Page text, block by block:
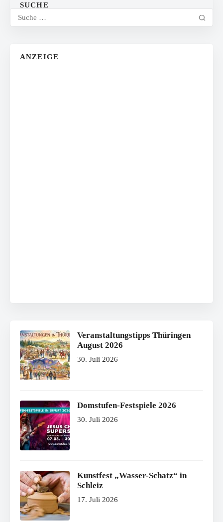
SUCHE
ANZEIGE
Veranstaltungstipps Thüringen
August 2026
30. Juli 2026
Domstufen-Festspiele 2026
30. Juli 2026
Kunstfest „Wasser-Schatz“ in
Schleiz
17. Juli 2026